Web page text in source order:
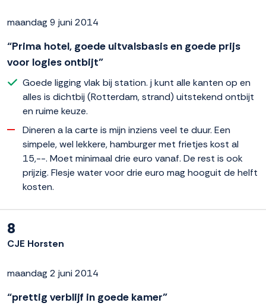
maandag 9 juni 2014
“Prima hotel, goede uitvalsbasis en goede prijs
voor logies ontbijt”
Goede ligging vlak bij station. j kunt alle kanten op en
alles is dichtbij (Rotterdam, strand) uitstekend ontbijt
en ruime keuze.
Dineren a la carte is mijn inziens veel te duur. Een
simpele, wel lekkere, hamburger met frietjes kost al
15,--. Moet minimaal drie euro vanaf. De rest is ook
prijzig. Flesje water voor drie euro mag hooguit de helft
kosten.
8
CJE Horsten
maandag 2 juni 2014
“prettig verblijf in goede kamer”